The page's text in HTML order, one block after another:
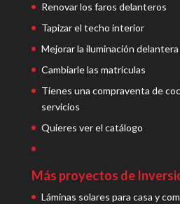
Renovar los faros delanteros
Tapizar el techo interior
Mejorar la iluminación delantera
Cambiarle las matrículas
Tienes una compraventa de
servicios
Quieres ver el catálogo
Más proyectos de
Láminas solares para casa y